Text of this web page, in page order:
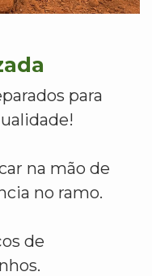
para
na mão de
no ramo.
de